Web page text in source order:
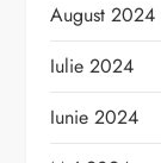
August 2024
Iulie 2024
Iunie 2024